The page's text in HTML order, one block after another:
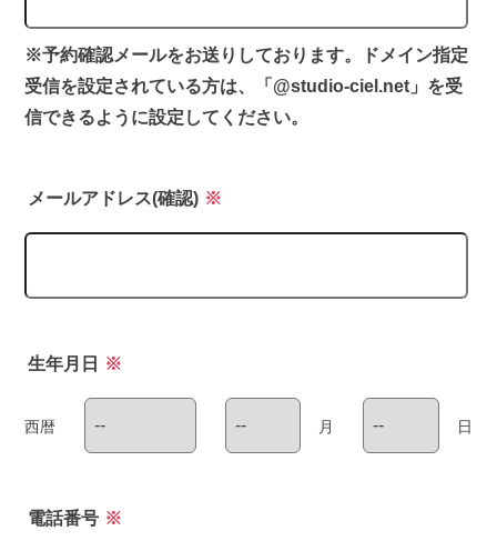
※予約確認メールをお送りしております。ドメイン指定
受信を設定されている方は、「@studio-ciel.net」を受
信できるように設定してください。
メールアドレス(確認) ※
生年月日 ※
西暦 月 日
電話番号 ※